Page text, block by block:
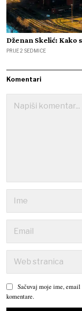
Dženan Skelić: Kako
PRIJE 2 SEDMICE
Komentari
Sačuvaj moje ime, email
komentare.